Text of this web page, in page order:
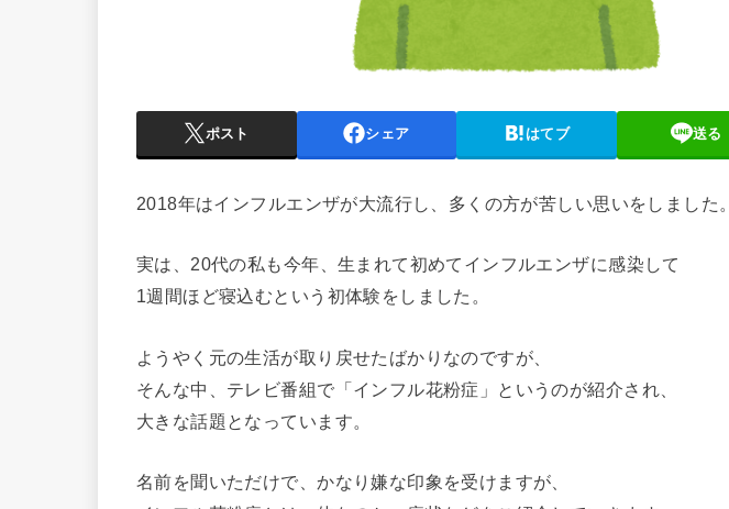
ポスト シェア はてブ 送る
2018年はインフルエンザが大流行し、多くの方が苦しい思いをしました。
実は、20代の私も今年、生まれて初めてインフルエンザに感染して
1週間ほど寝込むという初体験をしました。
ようやく元の生活が取り戻せたばかりなのですが、
そんな中、テレビ番組で「インフル花粉症」というのが紹介され、
大きな話題となっています。
名前を聞いただけで、かなり嫌な印象を受けますが、